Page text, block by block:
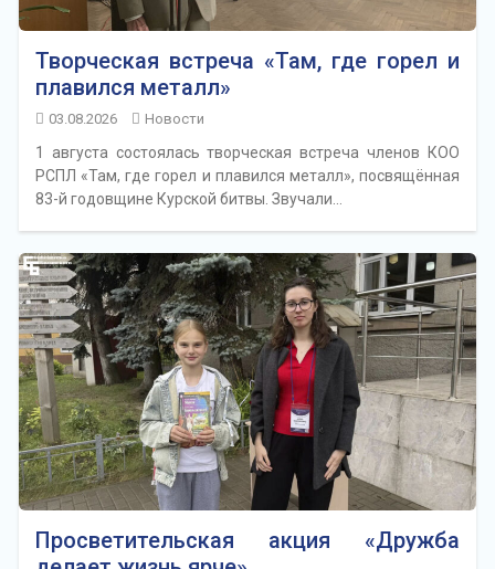
Творческая встреча «Там, где горел и
плавился металл»
03.08.2026 Новости
1 августа состоялась творческая встреча членов КОО
РСПЛ «Там, где горел и плавился металл», посвящённая
83-й годовщине Курской битвы. Звучали…
Просветительская акция «Дружба